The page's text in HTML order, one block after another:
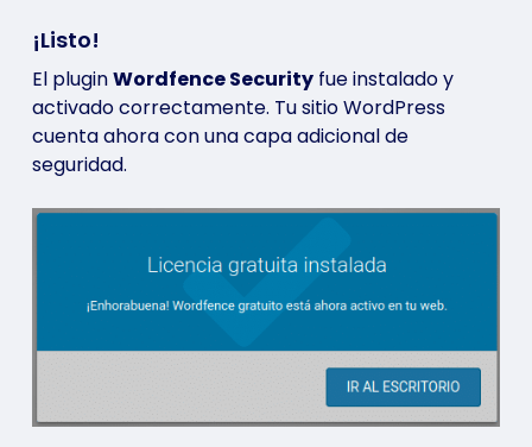
¡Listo!
El pluginWordfence Securityfue instalado y
activado correctamente. Tu sitio WordPress
cuenta ahora con una capa adicional de
seguridad.